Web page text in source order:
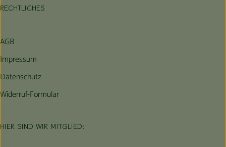
RECHTLICHES
AGB
Impressum
Datenschutz
Widerruf-Formular
HIER SIND WIR MITGLIED: